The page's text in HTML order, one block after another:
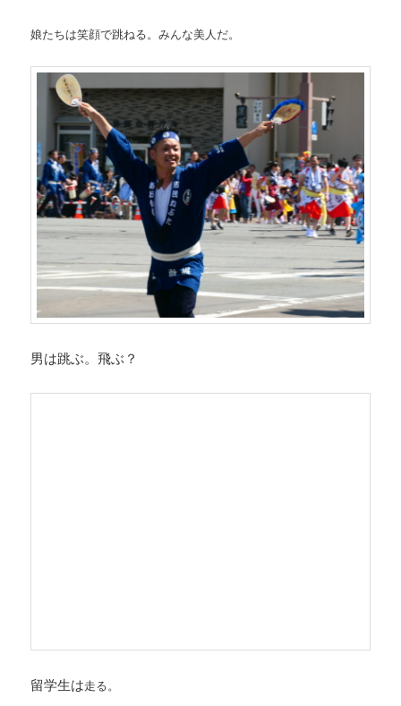
娘たちは笑顔で跳ねる。みんな美人だ。
男は跳ぶ。飛ぶ？
留学生は走る。